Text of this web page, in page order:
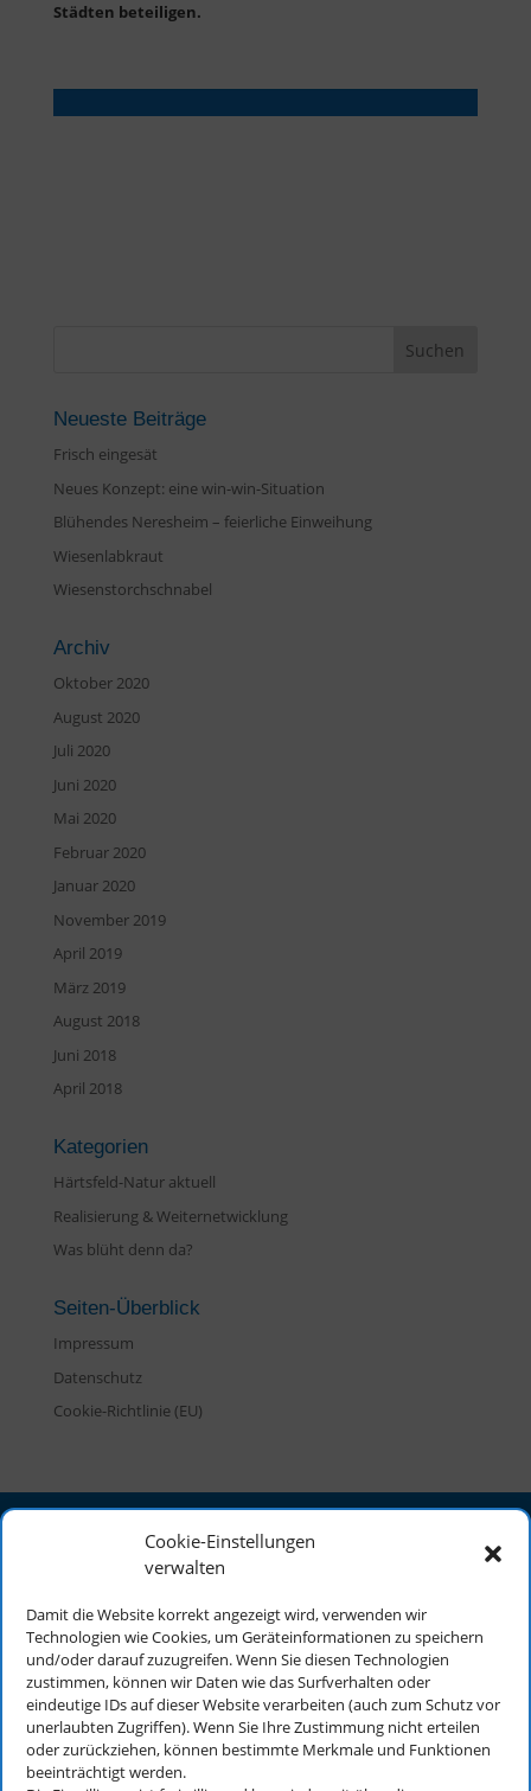
Cookie-Einstellungen
verwalten
Damit die Website korrekt angezeigt wird, verwenden wir
Technologien wie Cookies, um Geräteinformationen zu speichern
und/oder darauf zuzugreifen. Wenn Sie diesen Technologien
zustimmen, können wir Daten wie das Surfverhalten oder
eindeutige IDs auf dieser Website verarbeiten (auch zum Schutz vor
unerlaubten Zugriffen). Wenn Sie Ihre Zustimmung nicht erteilen
oder zurückziehen, können bestimmte Merkmale und Funktionen
beeinträchtigt werden.
Städten beteiligen.
Neueste Beiträge
Frisch eingesät
Neues Konzept: eine win-win-Situation
Blühendes Neresheim – feierliche Einweihung
Wiesenlabkraut
Wiesenstorchschnabel
Archiv
Oktober 2020
August 2020
Juli 2020
Juni 2020
Mai 2020
Februar 2020
Januar 2020
November 2019
April 2019
März 2019
August 2018
Juni 2018
April 2018
Kategorien
Härtsfeld-Natur aktuell
Realisierung & Weiternetwicklung
Was blüht denn da?
Seiten-Überblick
Impressum
Datenschutz
Cookie-Richtlinie (EU)
NABU Härtsfeld
Härtsfeldwerke 10
73450 Neresheim
Info
Impressum